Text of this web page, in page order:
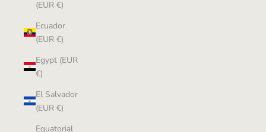
(EUR €)
Ecuador
(EUR €)
Egypt (EUR
€)
El Salvador
(EUR €)
Equatorial